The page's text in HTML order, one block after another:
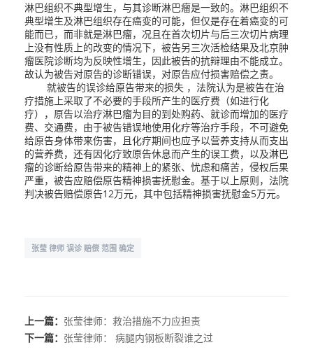
淋巴组织不典型增生，与其诊断淋巴瘤是一致的。淋巴组织不
典型增生及淋巴组织存在癌变的可能，但仅是存在着癌变的可
能而已，而非就是淋巴瘤，况且在首次切片与后三次切片病理
上没有性质上的改变的情况下，被告另三次活检结果及北京肿
瘤医院诊断均为反映性增生，因此被告的抗辩理由不能成立。
故认为被告对原告的诊断错误，对原告应付损害赔偿之责。
就被告的误诊给原告带来的损失 ，法院认为是被告在治
疗措施上采取了不必要的手段所产生的医疗费（如进行化
疗），原告以治疗淋巴瘤为目的到处购药、就诊而增加的医疗
费、交通费，由于被告错误地使用化疗等治疗手段，不可避免
给原告身体带来伤害，且化疗期间也应予以营养支持从而支出
的营养费，还有因化疗致原告休息而产生的误工费，以及淋巴
瘤的诊断给原告带来的精神上的紧张、忧虑和痛苦，侵权后果
严重，被告应赔偿原告精神损害抚慰金。基于以上原则，法院
判决被告赔偿原告12万元，其中包括精神损害抚慰金5万元。
张莹 律师 误诊 赔偿 范围 确定
上一篇： 张莹律师：救治措施不力应担责
下一篇： 张莹律师： 病腿内钢板断裂谁之过